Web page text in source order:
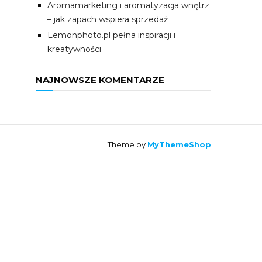
Aromamarketing i aromatyzacja wnętrz
– jak zapach wspiera sprzedaż
Lemonphoto.pl pełna inspiracji i
kreatywności
NAJNOWSZE KOMENTARZE
Theme by MyThemeShop